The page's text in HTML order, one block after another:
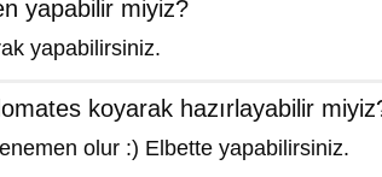
yapabilir miyiz?
yapabilirsiniz.
koyarak hazırlayabilir
olur :) Elbette yapabilirsiniz.